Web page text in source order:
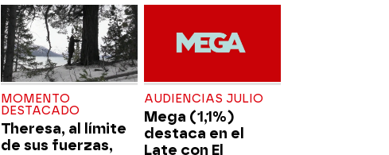
MOMENTO
DESTACADO
Theresa, al límite
de sus fuerzas,
AUDIENCIAS JULIO
Mega (1,1%)
destaca en el
Late con El